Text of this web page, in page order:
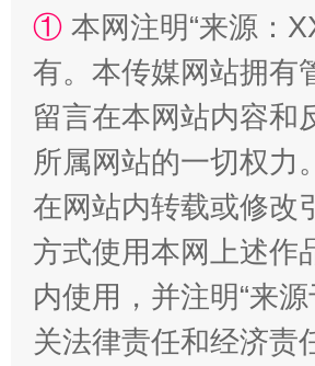
漫山遍野的桃花与雪山、麦地、白藏房
① 本网注明“来源：
有。本传媒网站拥有
留言在本网站内容和
所属网站的一切权力
在网站内转载或修改
方式使用本网上述作
内使用，并注明“来
关法律责任和经济责